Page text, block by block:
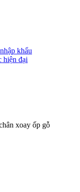
khẩu
hiện đại
xoay ốp gỗ